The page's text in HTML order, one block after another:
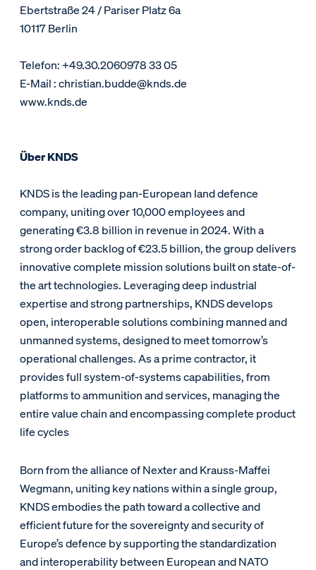
Ebertstraße 24 / Pariser Platz 6a
10117 Berlin
Telefon: +49.30.2060978 33 05
E-Mail : christian.budde@knds.de
www.knds.de
Über KNDS
KNDS is the leading pan-European land defence
company, uniting over 10,000 employees and
generating €3.8 billion in revenue in 2024. With a
strong order backlog of €23.5 billion, the group delivers
innovative complete mission solutions built on state-of-
the art technologies. Leveraging deep industrial
expertise and strong partnerships, KNDS develops
open, interoperable solutions combining manned and
unmanned systems, designed to meet tomorrow’s
operational challenges. As a prime contractor, it
provides full system-of-systems capabilities, from
platforms to ammunition and services, managing the
entire value chain and encompassing complete product
life cycles
Born from the alliance of Nexter and Krauss-Maffei
Wegmann, uniting key nations within a single group,
KNDS embodies the path toward a collective and
efficient future for the sovereignty and security of
Europe’s defence by supporting the standardization
and interoperability between European and NATO